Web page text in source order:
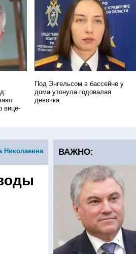
вице-
Под Энгельсом в бассейне у
дома утонула годовалая
девочка
Николаевна ВАЖНО: